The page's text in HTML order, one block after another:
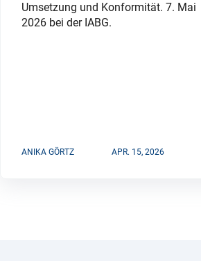
Umsetzung und Konformität. 7. Mai
2026 bei der IABG.
ANIKA GÖRTZ APR. 15, 2026